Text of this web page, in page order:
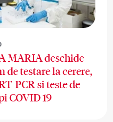
MARIA deschide
de testare la cerere,
PCR si teste de
COVID 19